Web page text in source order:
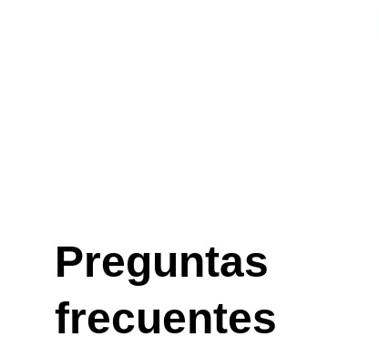
Preguntas
frecuentes